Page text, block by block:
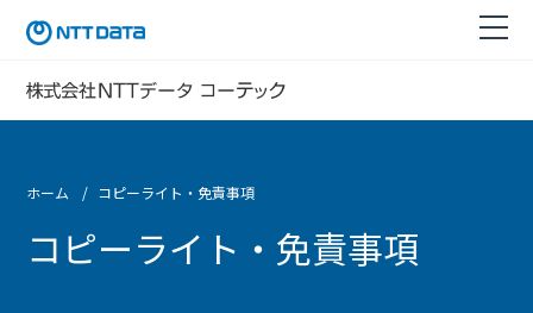
ホーム コピーライト・免責事項
コピーライト・免責事項